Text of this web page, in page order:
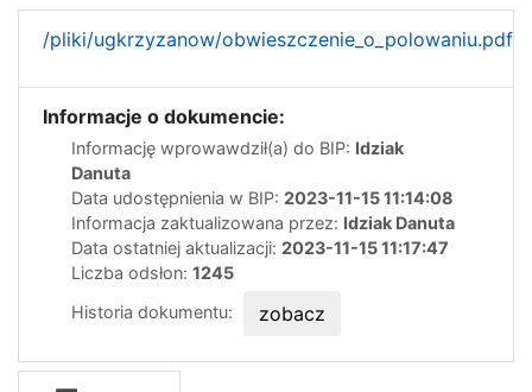
/pliki/ugkrzyzanow/obwieszczenie_o_polowaniu.pdf
Informacje o dokumencie:
Informację wprowawdził(a) do BIP: Idziak
Danuta
Data udostępnienia w BIP: 2023-11-15 11:14:08
Informacja zaktualizowana przez: Idziak Danuta
Data ostatniej aktualizacji: 2023-11-15 11:17:47
Liczba odsłon: 1245
Historia dokumentu:
zobacz